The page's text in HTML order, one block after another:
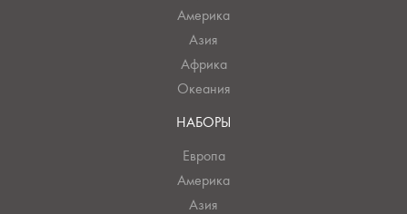
Америка
Азия
Африка
Океания
НАБОРЫ
Европа
Америка
Азия